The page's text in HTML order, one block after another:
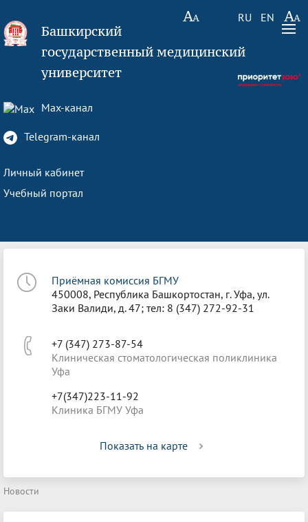
RU EN
Башкирский
государственный медицинский
университет
Max-канал
Telegram-канал
Личный кабинет
Учебный портал
Приёмная комиссия БГМУ
450008, Республика Башкортостан, г. Уфа, ул.
Заки Валиди, д. 47; тел: 8 (347) 272-92-31
+7 (347) 273-87-54
Клиническая стоматологическая поликлиника
Уфа
+7(347)223-11-92
Клиника БГМУ Уфа
Показать на карте
Новости